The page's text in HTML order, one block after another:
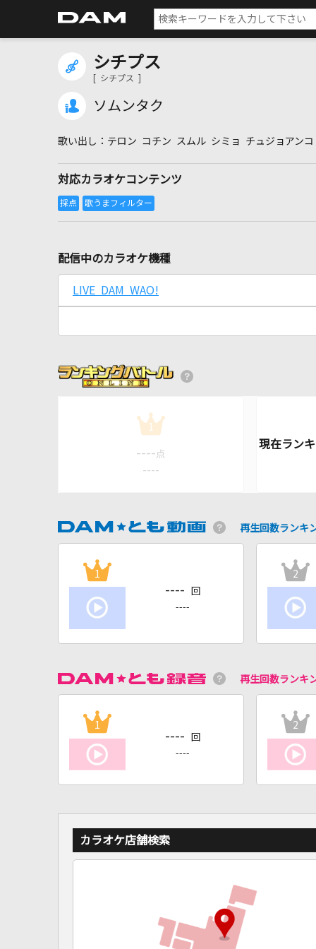
シチプス
[ シチプス ]
ソムンタク
テロン コチン スムル シミョ チュジョアン
対応カラオケコンテンツ
配信中のカラオケ機種
LIVE DAM WAO!
1
---- 点
----
再生回数ランキ
1
---- 回
----
2
再生回数ランキ
1
---- 回
----
2
カラオケ店舗検索